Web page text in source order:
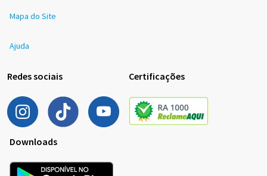
Mapa do Site
Ajuda
Redes sociais Certificações
Downloads